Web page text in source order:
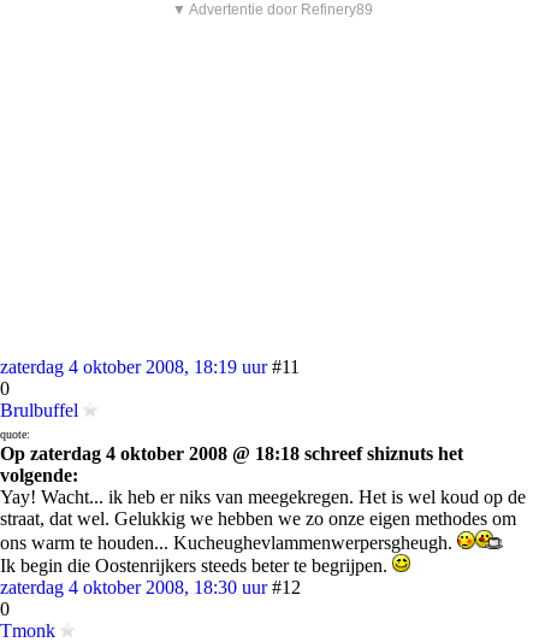
▼ Advertentie door Refinery89
zaterdag 4 oktober 2008, 18:19 uur #11
0
Brulbuffel
quote:
Op zaterdag 4 oktober 2008 @ 18:18 schreef shiznuts het
volgende:
Yay! Wacht... ik heb er niks van meegekregen. Het is wel koud op de
straat, dat wel. Gelukkig we hebben we zo onze eigen methodes om
ons warm te houden... Kucheughevlammenwerpersgheugh.
Ik begin die Oostenrijkers steeds beter te begrijpen.
zaterdag 4 oktober 2008, 18:30 uur #12
0
Tmonk